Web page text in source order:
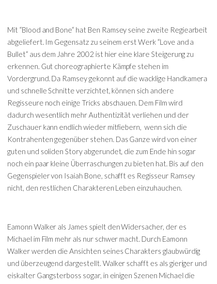
Mit “Blood and Bone“ hat Ben Ramsey seine zweite Regiearbeit
abgeliefert. Im Gegensatz zu seinem erst Werk “Love and a
Bullet“ aus dem Jahre 2002 ist hier eine klare Steigerung zu
erkennen. Gut choreographierte Kämpfe stehen im
Vordergrund. Da Ramsey gekonnt auf die wacklige Handkamera
und schnelle Schnitte verzichtet, können sich andere
Regisseure noch einige Tricks abschauen. Dem Film wird
dadurch wesentlich mehr Authentizität verliehen und der
Zuschauer kann endlich wieder mitfiebern, wenn sich die
Kontrahenten gegenüber stehen. Das Ganze wird von einer
guten und soliden Story abgerundet, die zum Ende hin sogar
noch ein paar kleine Überraschungen zu bieten hat. Bis auf den
Gegenspieler von Isaiah Bone, schafft es Regisseur Ramsey
nicht, den restlichen Charakteren Leben einzuhauchen.
Eamonn Walker als James spielt den Widersacher, der es
Michael im Film mehr als nur schwer macht. Durch Eamonn
Walker werden die Ansichten seines Charakters glaubwürdig
und überzeugend dargestellt. Walker schafft es als gieriger und
eiskalter Gangsterboss sogar, in einigen Szenen Michael die